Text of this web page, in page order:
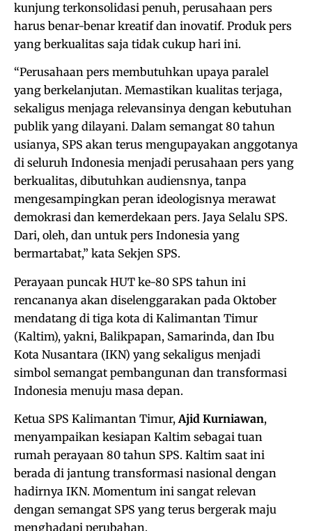
kunjung terkonsolidasi penuh, perusahaan pers
harus benar-benar kreatif dan inovatif. Produk pers
yang berkualitas saja tidak cukup hari ini.
“Perusahaan pers membutuhkan upaya paralel
yang berkelanjutan. Memastikan kualitas terjaga,
sekaligus menjaga relevansinya dengan kebutuhan
publik yang dilayani. Dalam semangat 80 tahun
usianya, SPS akan terus mengupayakan anggotanya
di seluruh Indonesia menjadi perusahaan pers yang
berkualitas, dibutuhkan audiensnya, tanpa
mengesampingkan peran ideologisnya merawat
demokrasi dan kemerdekaan pers. Jaya Selalu SPS.
Dari, oleh, dan untuk pers Indonesia yang
bermartabat,” kata Sekjen SPS.
Perayaan puncak HUT ke-80 SPS tahun ini
rencananya akan diselenggarakan pada Oktober
mendatang di tiga kota di Kalimantan Timur
(Kaltim), yakni, Balikpapan, Samarinda, dan Ibu
Kota Nusantara (IKN) yang sekaligus menjadi
simbol semangat pembangunan dan transformasi
Indonesia menuju masa depan.
Ketua SPS Kalimantan Timur,Ajid Kurniawan,
menyampaikan kesiapan Kaltim sebagai tuan
rumah perayaan 80 tahun SPS. Kaltim saat ini
berada di jantung transformasi nasional dengan
hadirnya IKN. Momentum ini sangat relevan
dengan semangat SPS yang terus bergerak maju
menghadapi perubahan.